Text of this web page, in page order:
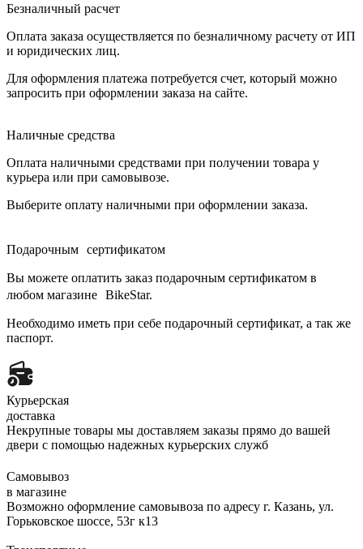
Безналичный расчет
Оплата заказа осуществляется по безналичному расчету от ИП
и юридических лиц.
Для оформления платежа потребуется счет, который можно
запросить при оформлении заказа на сайте.
Наличные средства
Оплата наличными средствами при получении товара у
курьера или при самовывозе.
Выберите оплату наличными при оформлении заказа.
Подарочным сертификатом
Вы можете оплатить заказ подарочным сертификатом в
любом магазине BikeStar.
Необходимо иметь при себе подарочный сертификат, а так же
паспорт.
Курьерская
доставка
Некрупные товары мы доставляем заказы прямо до вашей
двери с помощью надежных курьерских служб
Самовывоз
в магазине
Возможно оформление самовывоза по адресу г. Казань, ул.
Горьковское шоссе, 53г к13